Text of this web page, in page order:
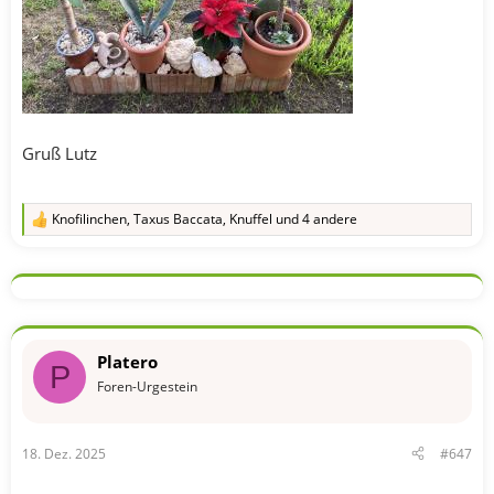
Gruß Lutz
R
k
o
e
n
Knofilinchen, Taxus Baccata, Knuffel und 4 andere
P Platero
Foren-Urgestein
18. Dez. 2025 #647